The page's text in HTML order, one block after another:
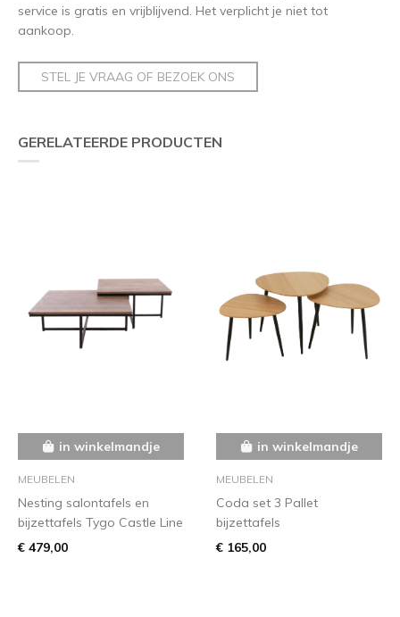
service is gratis en vrijblijvend. Het verplicht je niet tot
aankoop.
STEL JE VRAAG OF BEZOEK ONS
GERELATEERDE PRODUCTEN
in winkelmandje
MEUBELEN
Nesting salontafels en
bijzettafels Tygo Castle Line
€ 479,00
in winkelmandje
MEUBELEN
Coda set 3 Pallet
bijzettafels
€ 165,00